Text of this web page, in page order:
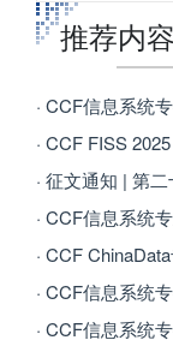
推荐内容
· CCF信息系统
· CCF FISS
· CCF信息系统
· CCF信息系统
· CCF信息系统